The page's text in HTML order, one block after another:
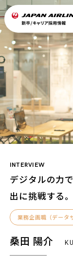
新卒ENTRY/
Introduction
JALを知る
Work&People
職種紹介
Workstyle
人財育成・福
その他採用
採用FAQ
INTERVIEW
デジタルの力
出に挑戦する。
業務企画職（データ
桑田 陽介